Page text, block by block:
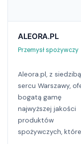
ALEORA.PL
Przemysł spożywczy
Aleora.pl, z
sercu Warszawy,
bogatą gamę
najwyższej jakości
produktów
spożywczych,